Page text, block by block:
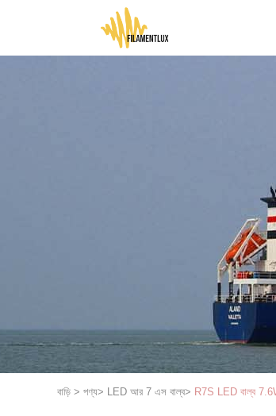
বাড়ি > পণ্য> LED আর 7 এস বাল্ব> R7S LED বাল্ব